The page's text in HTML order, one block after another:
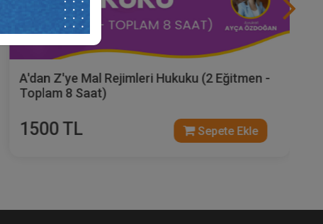
A'dan Z'ye Mal Rejimleri Hukuku (2 Eğitmen -
Toplam 8 Saat)
1500 TL Sepete Ekle